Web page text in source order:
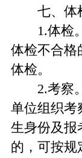
七、体
1.体检。
体检不合格
体检。
2.考察。
单位组织考
生身份及报
的，可按规